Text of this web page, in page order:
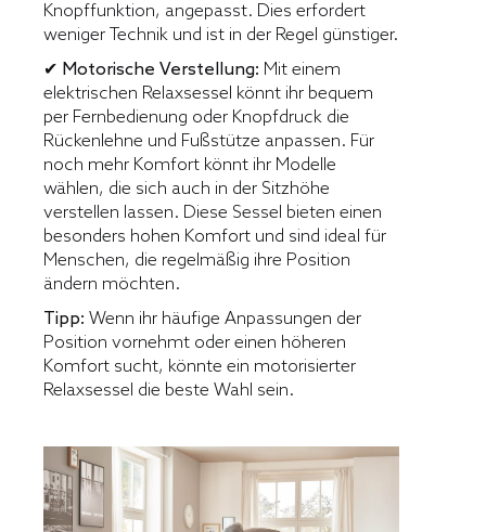
Knopffunktion, angepasst. Dies erfordert
weniger Technik und ist in der Regel günstiger.
✔ Motorische Verstellung: Mit einem
elektrischen Relaxsessel könnt ihr bequem
per Fernbedienung oder Knopfdruck die
Rückenlehne und Fußstütze anpassen. Für
noch mehr Komfort könnt ihr Modelle
wählen, die sich auch in der Sitzhöhe
verstellen lassen. Diese Sessel bieten einen
besonders hohen Komfort und sind ideal für
Menschen, die regelmäßig ihre Position
ändern möchten.
Tipp: Wenn ihr häufige Anpassungen der
Position vornehmt oder einen höheren
Komfort sucht, könnte ein motorisierter
Relaxsessel die beste Wahl sein.